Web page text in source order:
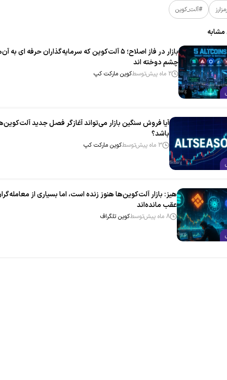
#آلت_کوین
بازار در فاز اصلاح؛ ۵ آلت‌کوین که سرمایه‌گذاران حرفه‌ ای به
چشم دوخته‌ اند
2 ماه پیش توسطکوین مارکت کپ
آیا فروش سنگین بازار می‌تواند آغازگر فصل جدید
باشد؟
3 ماه پیش توسطکوین مارکت کپ
هیز: بازار آلت‌کوین‌ها هنوز زنده است، اما بسیاری از
عقب مانده‌اند
8 ماه پیش توسطکوین تلگراف